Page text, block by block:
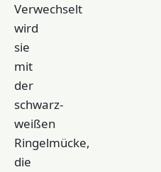
Verwechselt
wird
sie
mit
der
schwarz-
weißen
Ringelmücke,
die